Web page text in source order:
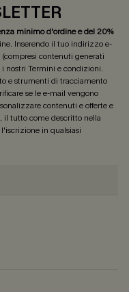
minimo d'ordine e del 20%
Inserendo il tuo indirizzo e-
contenuti generati
nostri Termini e condizioni.
e strumenti di tracciamento
se le e-mail vengono
contenuti e offerte e
il tutto come descritto nella
in qualsiasi